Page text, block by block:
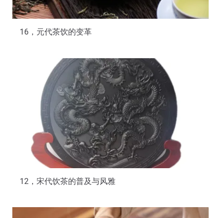
16，元代茶饮的变革
12，宋代饮茶的普及与风雅